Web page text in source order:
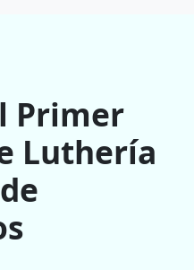
Primer
Luthería